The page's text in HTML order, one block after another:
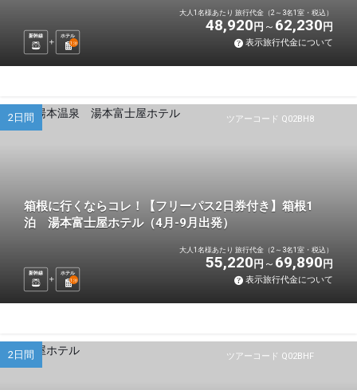
新幹線
ホテル
1 泊
大人1名様あたり 旅行代金（2～3名1室・税込）
48,920 円 62,230 円
表示旅行代金について
ツアーコード Q02BH8
2日間
箱根に行くならコレ！【フリーパス2日券付き】箱根1
泊 湯本富士屋ホテル（4月-9月出発）
新幹線
ホテル
1 泊
大人1名様あたり 旅行代金（2～3名1室・税込）
55,220 円 69,890 円
表示旅行代金について
ツアーコード Q02BHF
2日間